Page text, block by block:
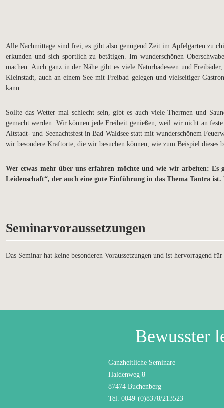
Alle Nachmittage sind frei, es gibt also genügend Zeit im Apfelgarten zu
erkunden und sich sportlich zu betätigen. Im wunderschönen
machen. Auch ganz in der Nähe gibt es viele Naturbadeseen und
Kleinstadt, auch an einem See mit Freibad gelegen und vielseitiger
kann.
Sollte das Wetter mal schlecht sein, gibt es auch viele Thermen und
gemacht werden. Wir können jede Freiheit genießen, weil wir nicht an
Altstadt- und Seenachtsfest in Bad Waldsee statt mit wunderschönem
wir besondere Kraftorte, die wir besuchen können, wie zum Beispiel dieses
Wer etwas mehr über uns erfahren möchte und wie wir arbeiten:
Leidenschaft“, der auch eine gute Einführung in das Thema Tantra
Seminarvoraussetzungen
Das Seminar hat keine besonderen Voraussetzungen und ist hervorragend
Bewusster
Ganzheitliche Seminare
Haldenweg 8
87474 Buchenberg
Tel. 0049-(0)8378/213523